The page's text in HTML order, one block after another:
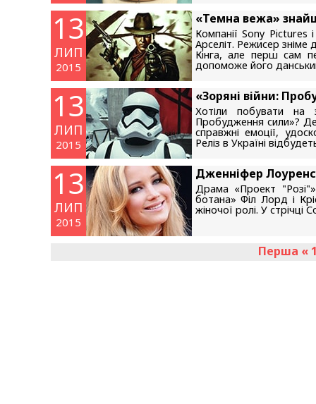
13
ЛИП
2015
«Темна вежа»
Компанії Sony
Арселіт. Режисер зніме
Кінга, але перш сам
допоможе його
13
ЛИП
2015
«Зоряні війни:
Хотіли побувати на
Пробудження сили»?
справжні емоції,
Реліз в Україні
13
ЛИП
2015
Дженніфер
Драма «Проект
ботана» Філ Лорд і
жіночої ролі. У
Перша «